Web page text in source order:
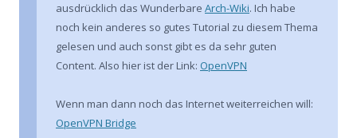
ausdrücklich das Wunderbare Arch-Wiki. Ich habe
noch kein anderes so gutes Tutorial zu diesem Thema
gelesen und auch sonst gibt es da sehr guten
Content. Also hier ist der Link: OpenVPN
Wenn man dann noch das Internet weiterreichen will:
OpenVPN Bridge